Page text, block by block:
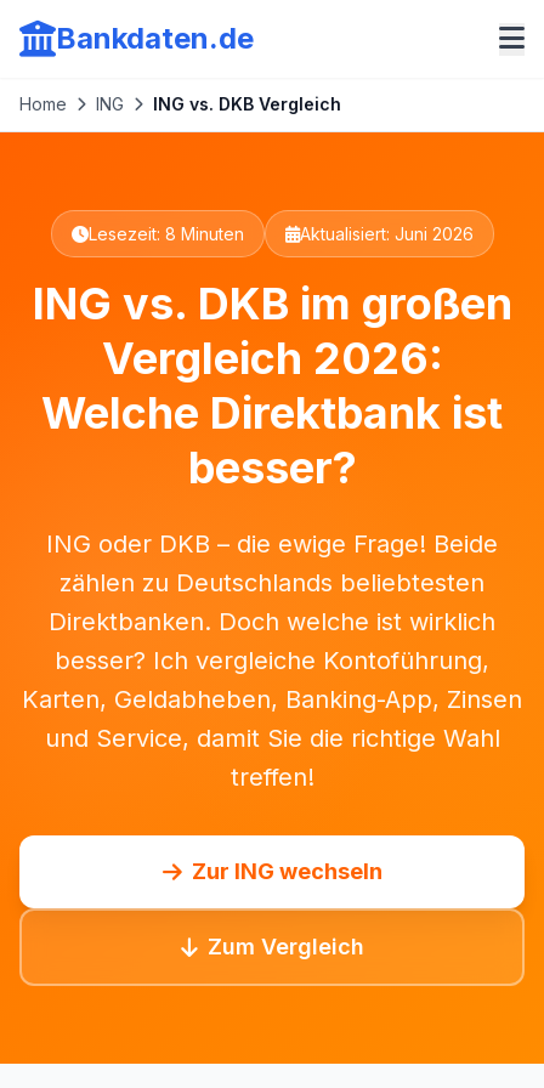
Bankdaten.de
Home ING ING vs. DKB Vergleich
Lesezeit: 8 Minuten Aktualisiert: Juni 2026
ING vs. DKB im großen
Vergleich 2026:
Welche Direktbank ist
besser?
ING oder DKB – die ewige Frage! Beide
zählen zu Deutschlands beliebtesten
Direktbanken. Doch welche ist wirklich
besser? Ich vergleiche Kontoführung,
Karten, Geldabheben, Banking-App, Zinsen
und Service, damit Sie die richtige Wahl
treffen!
Zur ING wechseln
Zum Vergleich